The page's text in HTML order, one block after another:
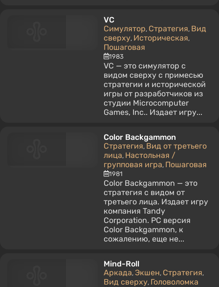
VC
Симулятор, Стратегия, Вид
сверху, Историческая,
Пошаговая
1983
VC — это симулятор с
видом сверху с примесью
стратегии и исторической
игры от разработчиков из
студии Microcomputer
Games, Inc.. Издает игру...
Color Backgammon
Стратегия, Вид от третьего
лица, Настольная /
групповая игра, Пошаговая
1981
Color Backgammon — это
стратегия с видом от
третьего лица. Издает игру
компания Tandy
Corporation. PC версия
Color Backgammon, к
сожалению, еще не...
Mind-Roll
Аркада, Экшен, Стратегия,
Вид сверху, Головоломка